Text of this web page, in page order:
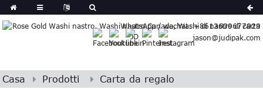
WhatsApp / wechat: +8613609677029
jason@judipak.com
Basque
Casa Prodotti Carta da regalo